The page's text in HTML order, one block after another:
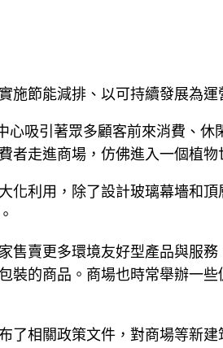
節能減排、以可持續發展為運
心吸引著眾多顧客前來消費、
者走進商場，仿佛進入一個植物
化利用，除了設計玻璃幕墻和
售賣更多環境友好型產品與服
裝的商品。商場也時常舉辦一
了相關政策文件，對商場等新